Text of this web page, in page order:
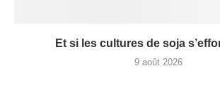
Et si les cultures de soja
9 août 2026